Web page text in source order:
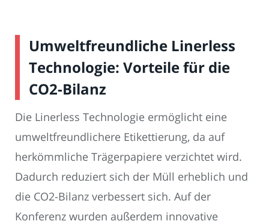
Umweltfreundliche Linerless
Technologie: Vorteile für die
CO2-Bilanz
Die Linerless Technologie ermöglicht eine
umweltfreundlichere Etikettierung, da auf
herkömmliche Trägerpapiere verzichtet wird.
Dadurch reduziert sich der Müll erheblich und
die CO2-Bilanz verbessert sich. Auf der
Konferenz wurden außerdem innovative